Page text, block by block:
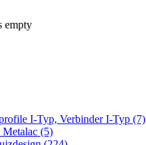
empty
I-Typ, Verbinder I-Typ (7)
(5)